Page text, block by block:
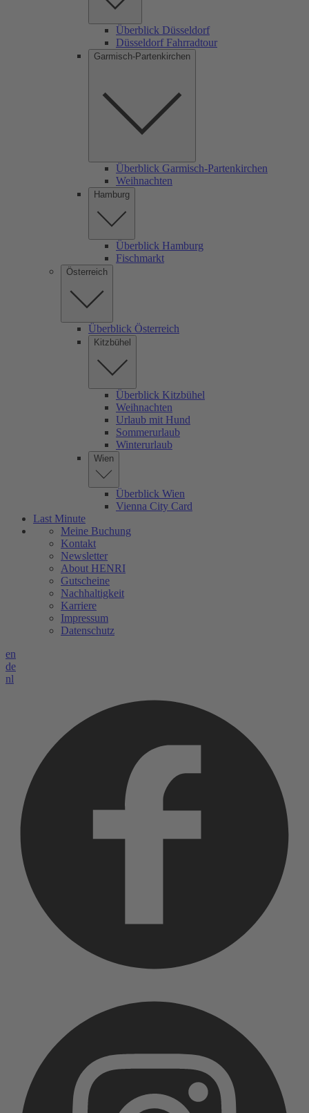
Überblick Düsseldorf
Düsseldorf Fahrradtour
Garmisch-Partenkirchen
Überblick Garmisch-Partenkirchen
Weihnachten
Hamburg
Überblick Hamburg
Fischmarkt
Österreich
Überblick Österreich
Kitzbühel
Überblick Kitzbühel
Weihnachten
Urlaub mit Hund
Sommerurlaub
Winterurlaub
Wien
Überblick Wien
Vienna City Card
Last Minute
Meine Buchung
Kontakt
Newsletter
About HENRI
Gutscheine
Nachhaltigkeit
Karriere
Impressum
Datenschutz
en
de
nl